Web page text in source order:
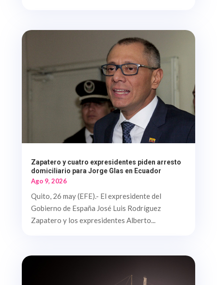
Zapatero y cuatro expresidentes piden arresto
domiciliario para Jorge Glas en Ecuador
Ago 9, 2026
Quito, 26 may (EFE).- El expresidente del
Gobierno de España José Luis Rodríguez
Zapatero y los expresidentes Alberto...